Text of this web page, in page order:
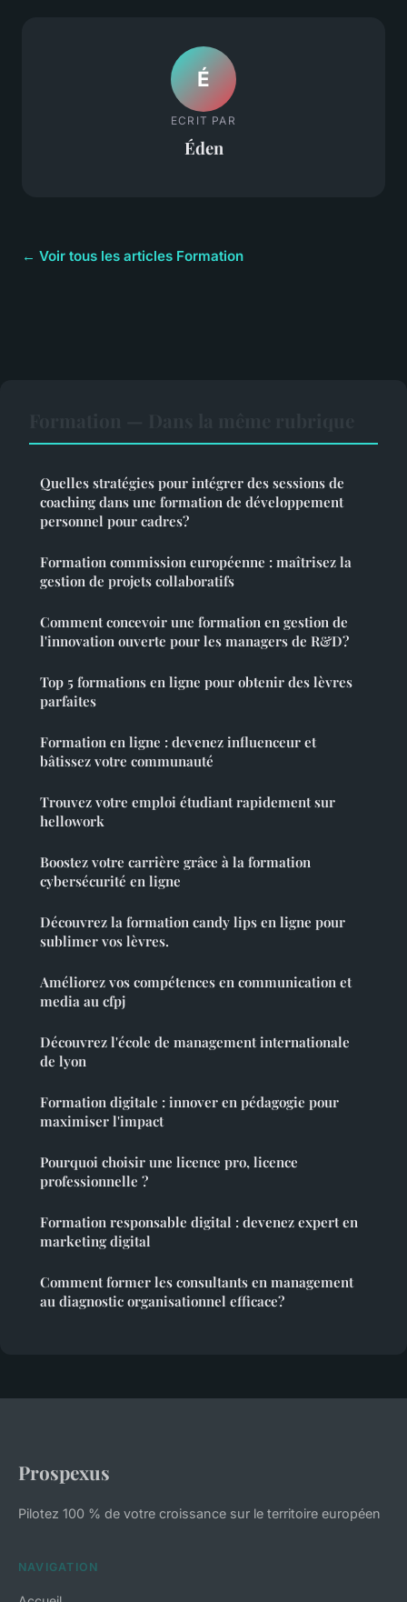
É
ECRIT PAR
Éden
← Voir tous les articles Formation
Quelles stratégies pour intégrer des sessions de
coaching dans une formation de développement
personnel pour cadres?
Formation commission européenne : maîtrisez la
gestion de projets collaboratifs
Comment concevoir une formation en gestion de
l'innovation ouverte pour les managers de R&D?
Top 5 formations en ligne pour obtenir des lèvres
parfaites
Formation en ligne : devenez influenceur et
bâtissez votre communauté
Trouvez votre emploi étudiant rapidement sur
hellowork
Boostez votre carrière grâce à la formation
cybersécurité en ligne
Découvrez la formation candy lips en ligne pour
sublimer vos lèvres.
Améliorez vos compétences en communication et
media au cfpj
Découvrez l'école de management internationale
de lyon
Formation digitale : innover en pédagogie pour
maximiser l'impact
Pourquoi choisir une licence pro, licence
professionnelle ?
Formation responsable digital : devenez expert en
marketing digital
Comment former les consultants en management
au diagnostic organisationnel efficace?
Prospexus
Pilotez 100 % de votre croissance sur le territoire européen
NAVIGATION